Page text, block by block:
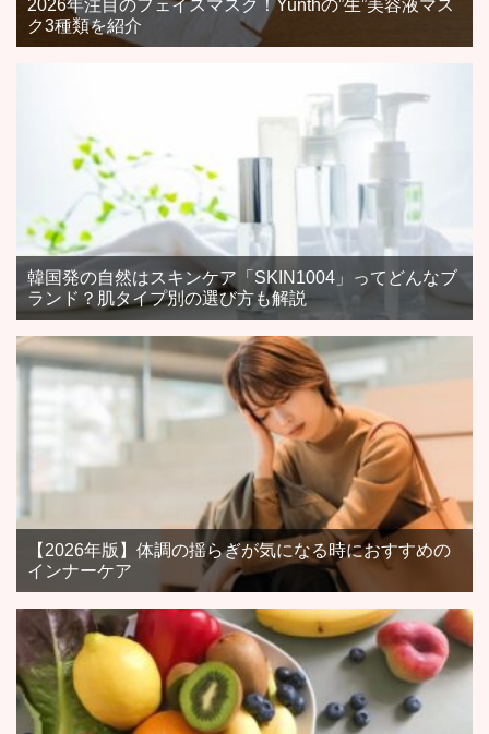
2026年注目のフェイスマスク！Yunthの”生”美容液マス
ク3種類を紹介
韓国発の自然はスキンケア「SKIN1004」ってどんなブ
ランド？肌タイプ別の選び方も解説
【2026年版】体調の揺らぎが気になる時におすすめの
インナーケア